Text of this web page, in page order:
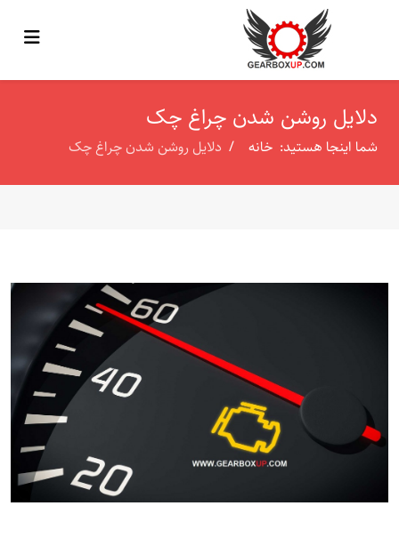
دلایل روشن شدن چراغ چک
شما اینجا هستید: خانه دلایل روشن شدن چراغ چک